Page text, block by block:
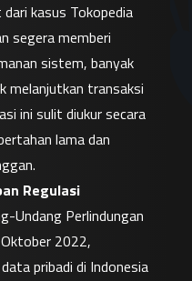
kasus Tokopedia
segera memberi
sistem, banyak
melanjutkan transaksi
ini sulit diukur secara
lama dan
Regulasi
Undang Perlindungan
2022,
pribadi di Indonesia